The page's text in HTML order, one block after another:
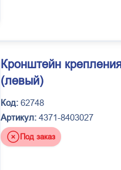
Кронштейн
(левый)
Код: 62748
Артикул: 4371-8403027
Под заказ